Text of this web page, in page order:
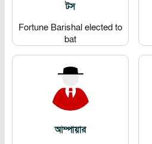
টস
Fortune Barishal elected to
bat
আম্পায়ার